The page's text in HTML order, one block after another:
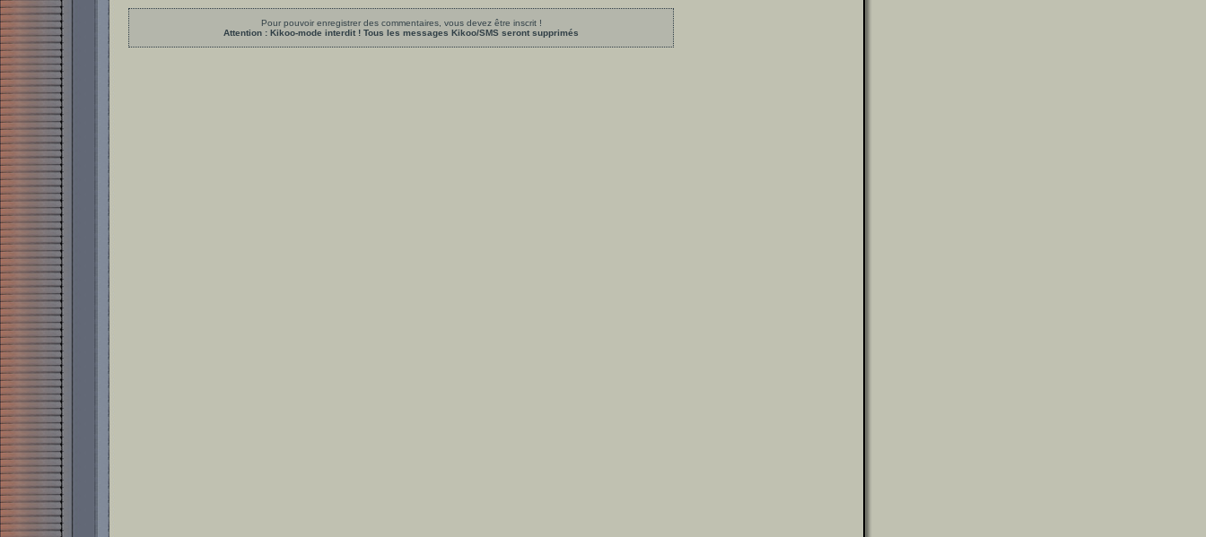
Pour pouvoir enregistrer des commentaires, vous devez être inscrit !
Attention : Kikoo-mode interdit ! Tous les messages Kikoo/SMS seront supprimés